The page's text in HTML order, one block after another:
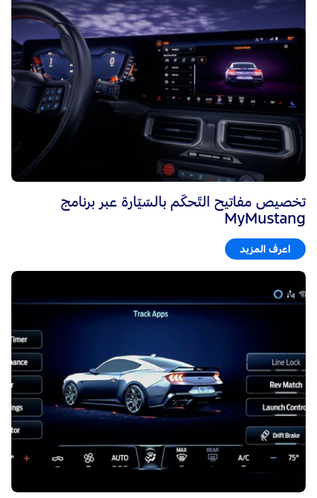
تخصيص مفاتيح التّحكّم بالسّيّارة عبر برنامج
MyMustang
اعرف المزيد